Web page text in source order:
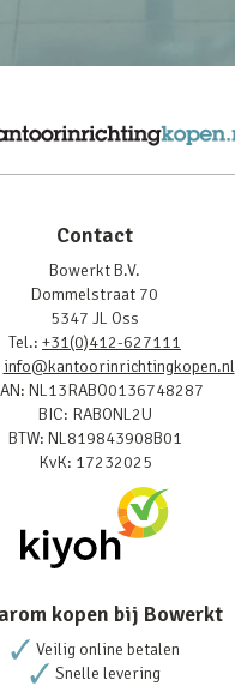
Contact
Bowerkt B.V.
Dommelstraat 70
5347 JL Oss
Tel.: +31(0)412-627111
info@kantoorinrichtingkopen.nl
NL13RABO0136748287
BIC: RABONL2U
BTW: NL819843908B01
KvK: 17232025
kopen bij Bowerkt
Veilig online betalen
Snelle levering